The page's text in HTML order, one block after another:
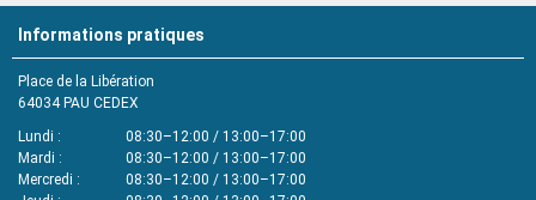
Informations pratiques
Place de la Libération
64034 PAU CEDEX
Lundi
08:30–12:00 / 13:00–17:00
Mardi
08:30–12:00 / 13:00–17:00
Mercredi
08:30–12:00 / 13:00–17:00